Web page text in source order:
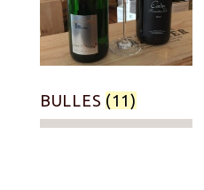
BULLES (11)